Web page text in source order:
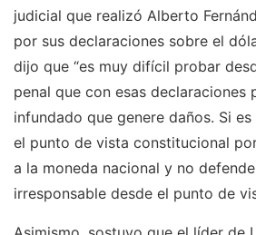
judicial que realizó Alberto
por sus declaraciones sobre el
dijo que “es muy difícil probar
penal que con esas declaraciones
infundado que genere daños. Si
el punto de vista constitucional
a la moneda nacional y no
irresponsable desde el punto de